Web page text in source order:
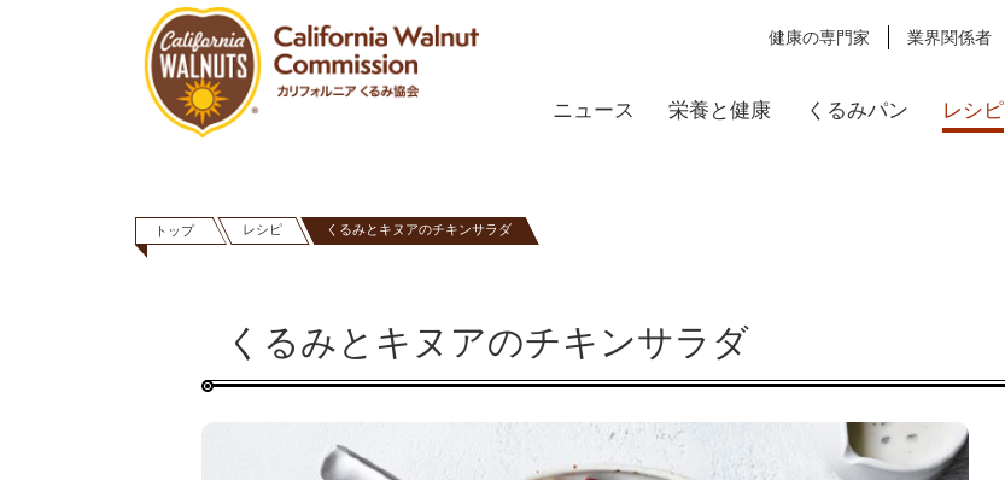
健康の専門家 業界関係者
ニュース 栄養と健康 くるみパン レシピ
トップ レシピ くるみとキヌアのチキンサラダ
くるみとキヌアのチキンサラダ